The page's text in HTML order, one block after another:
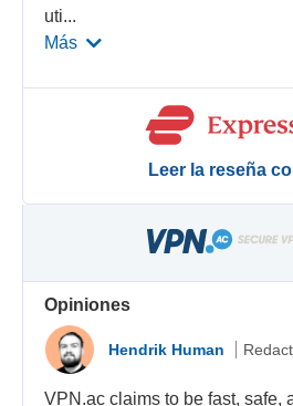
uti...
Más
Leer la reseña
Opiniones
Hendrik Human
VPN.ac claims to be fast, safe,